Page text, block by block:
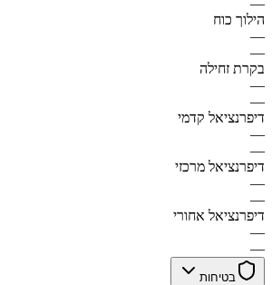
הילוך כוח
—
—
בקרת זחילה
—
—
דיפרנציאל קדמי
—
—
דיפרנציאל מרכזי
—
—
דיפרנציאל אחורי
—
—
בטיחות